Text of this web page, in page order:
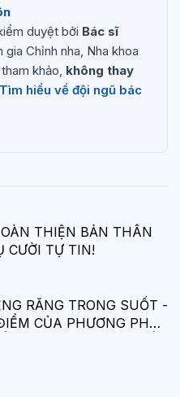
duyệt bởi Bác sĩ
Chỉnh nha, Nha khoa
khảo, không thay
Tìm hiểu về đội ngũ bác
THIỆN BẢN THÂN
CƯỜI TỰ TIN!
RĂNG TRONG SUỐT -
CỦA PHƯƠNG PHÁP